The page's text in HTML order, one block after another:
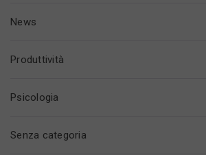
News
Produttività
Psicologia
Senza categoria